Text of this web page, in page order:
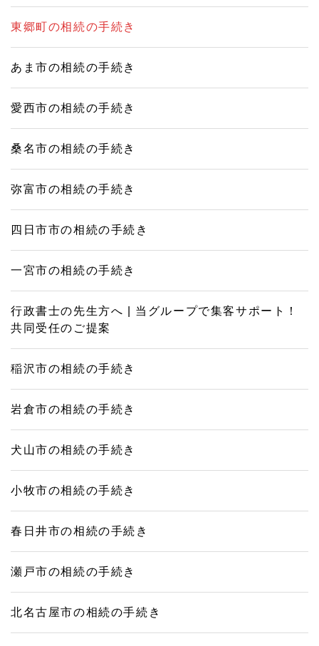
東郷町の相続の手続き
あま市の相続の手続き
愛西市の相続の手続き
桑名市の相続の手続き
弥富市の相続の手続き
四日市市の相続の手続き
一宮市の相続の手続き
行政書士の先生方へ | 当グループで集客サポート！
共同受任のご提案
稲沢市の相続の手続き
岩倉市の相続の手続き
犬山市の相続の手続き
小牧市の相続の手続き
春日井市の相続の手続き
瀬戸市の相続の手続き
北名古屋市の相続の手続き